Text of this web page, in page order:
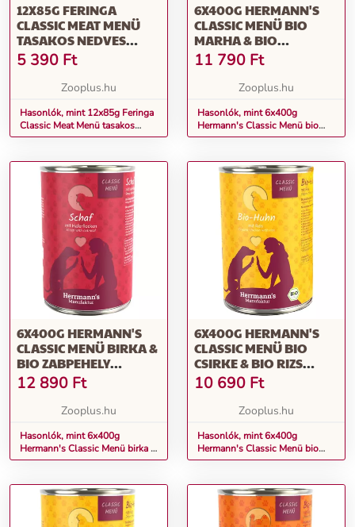
12X85G FERINGA
CLASSIC MEAT MENÜ
TASAKOS NEDVES
MACSKATÁP VEGYES
PRÓBACSOMAGBAN-
VEGYES CSOMAG I.
5 390 Ft
Zooplus.hu
Hasonlók, mint 12x85g Feringa
Classic Meat Menü tasakos
nedves macskatáp vegyes
csomag I.
6X400G HERMANN'S
CLASSIC MENÜ BIO
MARHA & BIO
ÉDESBURGONYANEDVES
KUTYATÁP
11 790 Ft
Zooplus.hu
Hasonlók, mint 6x400g
Hermann's Classic Menü bio
marha & bio
6X400G HERMANN'S
CLASSIC MENÜ BIRKA &
BIO ZABPEHELY
NEDVES KUTYATÁP
12 890 Ft
Zooplus.hu
Hasonlók, mint 6x400g
Hermann's Classic Menü birka &
bio zabpehely nedves kutyatáp
6X400G HERMANN'S
CLASSIC MENÜ BIO
CSIRKE & BIO RIZS
NEDVES KUTYATÁP
10 690 Ft
Zooplus.hu
Hasonlók, mint 6x400g
Hermann's Classic Menü bio
csirke & bio rizs nedves kutyatáp